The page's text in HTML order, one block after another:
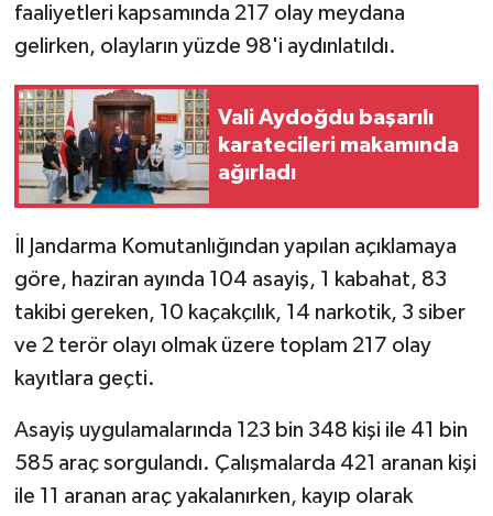
faaliyetleri kapsamında 217 olay meydana
gelirken, olayların yüzde 98'i aydınlatıldı.
Vali Aydoğdu başarılı
karatecileri makamında
ağırladı
İl Jandarma Komutanlığından yapılan açıklamaya
göre, haziran ayında 104 asayiş, 1 kabahat, 83
takibi gereken, 10 kaçakçılık, 14 narkotik, 3 siber
ve 2 terör olayı olmak üzere toplam 217 olay
kayıtlara geçti.
Asayiş uygulamalarında 123 bin 348 kişi ile 41 bin
585 araç sorgulandı. Çalışmalarda 421 aranan kişi
ile 11 aranan araç yakalanırken, kayıp olarak
HABERDE İNSAN
İNSAN
İş Dünyası
Jandarma
Kadın
KÜLTÜR SANAT
MAGAZİN
Otomobil